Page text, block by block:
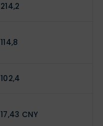
214,2
114,8
102,4
17,43 CNY